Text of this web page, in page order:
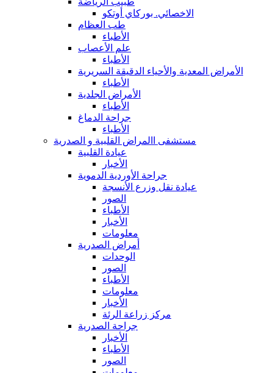
الاخصائي. بوركاي أوتكو
طب العظام
الأطباء
علم الأعصاب
الأطباء
الأمراض المعدية والأحياء الدقيقة السريرية
الأطباء
الأمراض الجلدية
الأطباء
جراحة الدماغ
الأطباء
مستشفى االمراض القلبية و الصدرية
عيادة القلبية
الأخبار
جراحة الأوردية الدموية
عيادة نقل وزرع الأنسجة
الصور
الأطباء
الأخبار
معلومات
أمراض الصدرية
الوحدات
الصور
الأطباء
معلومات
الأخبار
مركز زراعة الرئة
جراحة الصدرية
الأخبار
الأطباء
الصور